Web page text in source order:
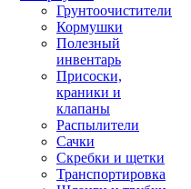
Грунтоочистители
Кормушки
Полезный
инвентарь
Присоски,
краники и
клапаны
Распылители
Сачки
Скребки и щетки
Транспортировка